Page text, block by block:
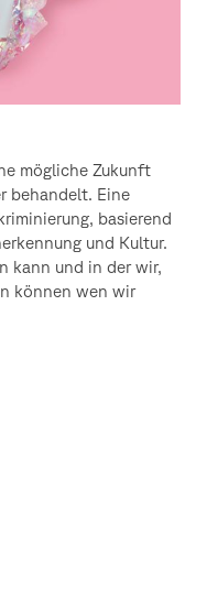
mögliche Zukunft
behandelt. Eine
basierend
und Kultur.
kann und in der wir,
können wen wir